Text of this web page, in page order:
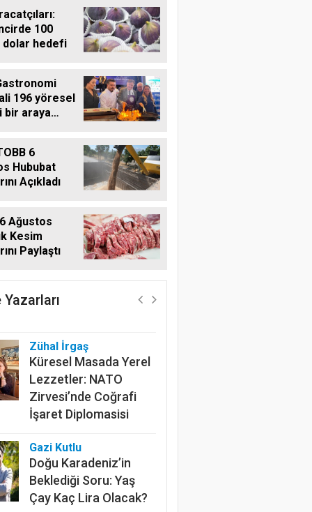
100
dolar hedefi
196 yöresel
bir araya
6
Hububat
Açıkladı
Ağustos
Kesim
Paylaştı
Yazarları
Harun Göksel
Geleceğin Pamuğu:
Doğal, İzlenebilir ve
Zühal İrgaş
Küresel Masada Yerel
Lezzetler: NATO
Zirvesi’nde Coğrafi
İşaret Diplomasisi
Gazi Kutlu
Doğu Karadeniz’in
Beklediği Soru: Yaş
Çay Kaç Lira Olacak?